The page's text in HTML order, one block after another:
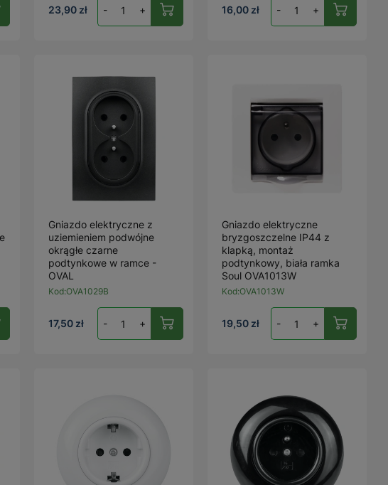
23,90 zł - + 16,00 zł - +
Gniazdo elektryczne z
uziemieniem podwójne
okrągłe czarne
podtynkowe w ramce -
OVAL
Kod:OVA1029B
17,50 zł - +
Gniazdo elektryczne
bryzgoszczelne IP44 z
klapką, montaż
podtynkowy, biała ramka
Soul OVA1013W
Kod:OVA1013W
19,50 zł - +